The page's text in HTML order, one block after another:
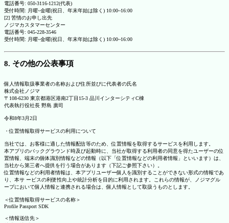
電話番号: 050-3116-1212(代表)
受付時間: 月曜~金曜(祝日、年末年始は除く) 10:00~16:00
[2] 苦情のお申し出先
ノジマカスタマーセンター
電話番号: 045-228-3546
受付時間: 月曜~金曜(祝日、年末年始は除く) 10:00~16:00
8. その他の公表事項
個人情報取扱事業者の名称および住所並びに代表者の氏名
株式会社ノジマ
〒108-6230 東京都港区港南2丁目15-3 品川インターシティC棟
代表執行役社長 野島 廣司
令和8年3月2日
・位置情報取得サービスの利用について
当社では、お客様に適した情報配信等のため、位置情報を取得するサービスを利用します。
本アプリのバックグラウンド時及び起動時に、当社が取得する利用者の同意を得たユーザーの位
置情報、端末の個体識別情報などの情報（以下「位置情報などの利用者情報」といいます）は、
当社から第三者へ提供を行う場合があります（下記ご参照下さい）。
位置情報などの利用者情報は、本アプリユーザー個人を識別することができない形式の情報であ
り、本サ ービスの利便性向上や統計分析を目的に利用されます。これらの情報が、ノジマグル
ープにおいて個人情報と連携される場合は、個人情報として取扱うものとします。
＜位置情報取得サービスの名称＞
Profile Passport SDK
＜情報送信先＞